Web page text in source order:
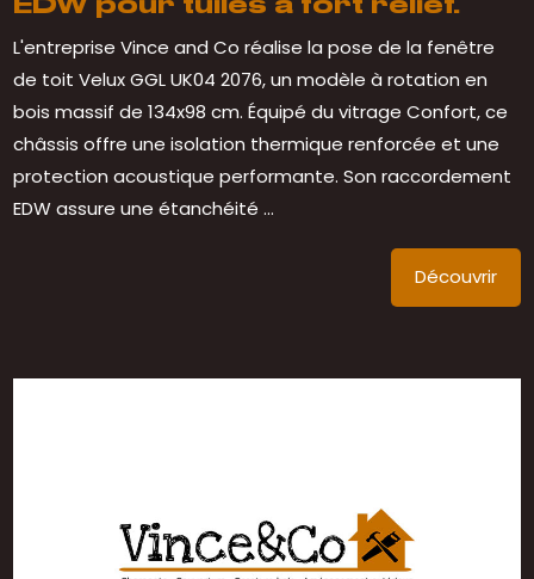
EDW pour tuiles à fort relief.
L'entreprise Vince and Co réalise la pose de la fenêtre
de toit Velux GGL UK04 2076, un modèle à rotation en
bois massif de 134x98 cm. Équipé du vitrage Confort, ce
châssis offre une isolation thermique renforcée et une
protection acoustique performante. Son raccordement
EDW assure une étanchéité ...
Découvrir